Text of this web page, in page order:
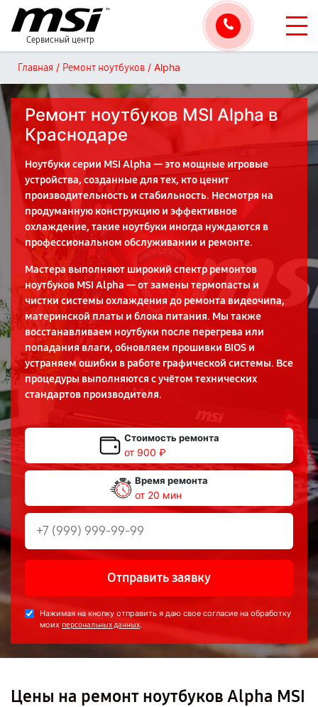
Сервисный центр
Главная / Ремонт ноутбуков / Alpha
Ремонт ноутбуков MSI Alpha в
Краснодаре
Ноутбуки серии MSI Alpha — это мощные игровые
устройства, созданные для тех, кто ценит
производительность и стабильность. Несмотря на
продуманную конструкцию и эффективное
охлаждение, такие ноутбуки иногда нуждаются в
профессиональном обслуживании и ремонте.
Мастера выполняют широкий спектр ремонтов
ноутбуков MSI Alpha — от замены термопасты и
чистки системы охлаждения до ремонта видеочипа,
материнской платы и блока питания. Мы также
восстанавливаем ноутбуки после перегрева или
попадания влаги, обновляем прошивки BIOS и
устраняем ошибки в работе графической системы. Все
процедуры выполняются с учётом технических
стандартов производителя.
Стоимость ремонта
от 900 ₽
Время ремонта
от 20 мин
Отправить заявку
Нажимая на кнопку отправить я даю свое согласие на обработку
моих персональных данных.
Цены на ремонт ноутбуков Alpha MSI